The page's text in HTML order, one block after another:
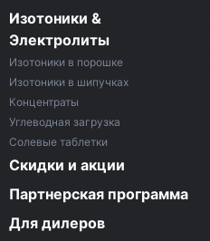
Изотоники &
Электролиты
Изотоники в порошке
Изотоники в шипучках
Концентраты
Углеводная загрузка
Солевые таблетки
Скидки и акции
Партнерская программа
Для дилеров